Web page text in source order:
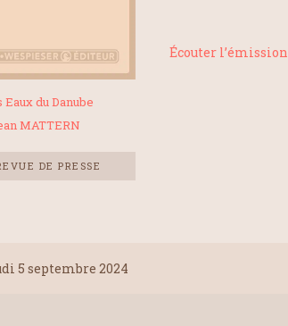
Eaux du Danube
MATTERN
DE PRESSE
Écouter l’émission
5 septembre 2024